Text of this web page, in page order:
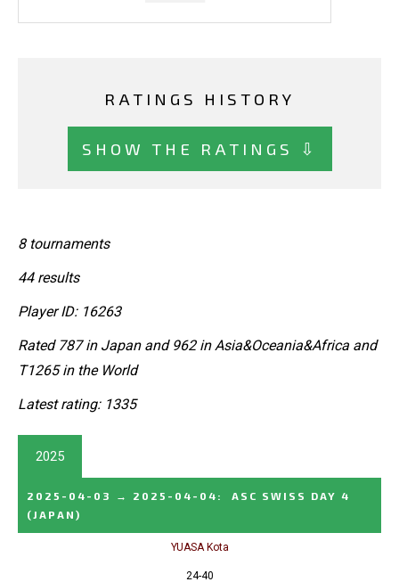
RATINGS HISTORY
SHOW THE RATINGS ⇩
8 tournaments
44 results
Player ID: 16263
Rated 787 in Japan and 962 in Asia&Oceania&Africa and
T1265 in the World
Latest rating: 1335
2025
2025-04-03 → 2025-04-04 :
ASC SWISS DAY 4
(JAPAN)
YUASA Kota
24-40